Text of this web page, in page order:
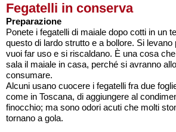
Fegatelli in conserva
Preparazione
Ponete i fegatelli di maiale dopo cotti in un
questo di lardo strutto e a bollore. Si
vuoi far uso e si riscaldano. È una cosa
sala il maiale in casa, perché si avranno
consumare.
Alcuni usano cuocere i fegatelli fra due
come in Toscana, di aggiungere al
finocchio; ma sono odori acuti che molti
tornano a gola.